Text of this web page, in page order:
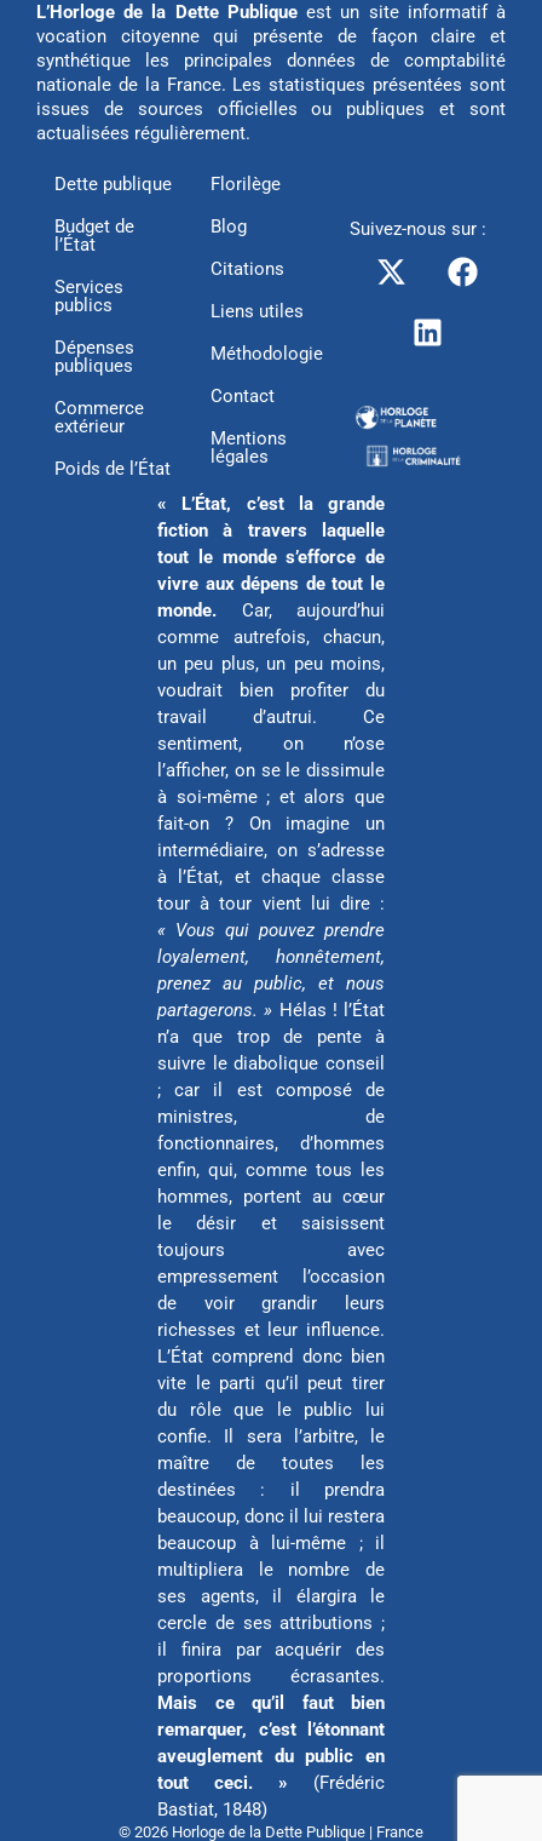
L’Horloge de la Dette Publiqueest un site informatif à
vocation citoyenne qui présente de façon claire et
synthétique les principales données de comptabilité
nationale de la France. Les statistiques présentées sont
issues de sources officielles ou publiques et sont
actualisées régulièrement.
Dette publique
Budget de
l’État
Services
publics
Dépenses
publiques
Commerce
extérieur
Poids de l’État
Florilège
Blog
Citations
Liens utiles
Méthodologie
Contact
Mentions
légales
Suivez-nous sur :
X
-
t
t
e
F
a
n
k
d
i
n
« L’État, c’est la grande
fiction à travers laquelle
tout le monde s’efforce de
vivre aux dépens de tout le
monde. Car, aujourd’hui
comme autrefois, chacun,
un peu plus, un peu moins,
voudrait bien profiter du
travail d’autrui. Ce
sentiment, on n’ose
l’afficher, on se le dissimule
à soi-même ; et alors que
fait-on ? On imagine un
intermédiaire, on s’adresse
à l’État, et chaque classe
tour à tour vient lui dire :
« Vous qui pouvez prendre
loyalement, honnêtement,
prenez au public, et nous
partagerons. » Hélas ! l’État
n’a que trop de pente à
suivre le diabolique conseil
; car il est composé de
ministres, de
fonctionnaires, d’hommes
enfin, qui, comme tous les
hommes, portent au cœur
le désir et saisissent
toujours avec
empressement l’occasion
de voir grandir leurs
richesses et leur influence.
L’État comprend donc bien
vite le parti qu’il peut tirer
du rôle que le public lui
confie. Il sera l’arbitre, le
maître de toutes les
destinées : il prendra
beaucoup, donc il lui restera
beaucoup à lui-même ; il
multipliera le nombre de
ses agents, il élargira le
cercle de ses attributions ;
il finira par acquérir des
proportions écrasantes.
Mais ce qu’il faut bien
remarquer, c’est l’étonnant
aveuglement du public en
tout ceci. » (Frédéric
Bastiat, 1848)
© 2026 Horloge de la Dette Publique | France